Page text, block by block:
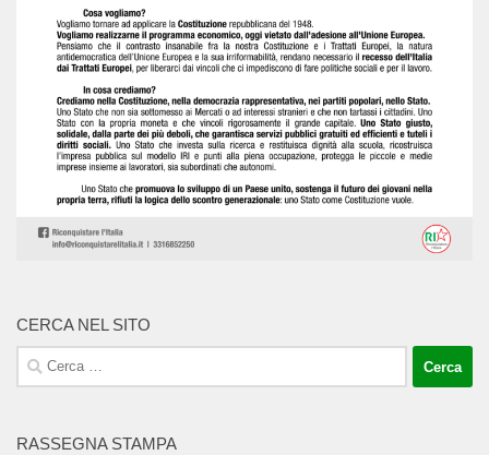
CERCA NEL SITO
Ricerca
per:
RASSEGNA STAMPA